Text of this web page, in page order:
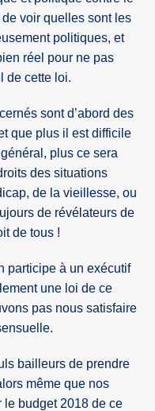
voir quelles sont les
politiques, et
réel pour ne pas
de cette loi.
sont d’abord des
que plus il est difficile
plus ce sera
des situations
de la vieillesse, ou
de révélateurs de
de tous !
participe à un exécutif
une loi de ce
pas nous satisfaire
bailleurs de prendre
même que nos
le budget 2018 de ce